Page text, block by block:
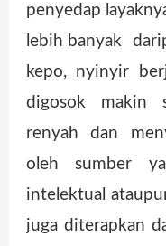
penyedap
lebih banyak
kepo, nyinyir
digosok makin
renyah dan
oleh sumber
intelektual
juga diterapkan